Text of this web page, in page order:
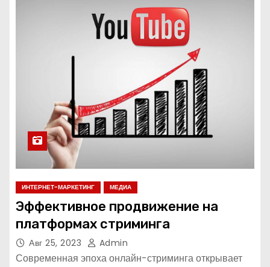
ИНТЕРНЕТ-МАРКЕТИНГ МЕДИА
Эффективное продвижение на
платформах стриминга
Авг 25, 2023 Admin
Современная эпоха онлайн-стриминга открывает